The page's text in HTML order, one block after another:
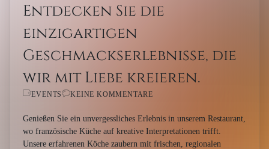
Entdecken Sie die
einzigartigen
Geschmackserlebnisse, die
wir mit Liebe kreieren.
EVENTS KEINE KOMMENTARE
Genießen Sie ein unvergessliches Erlebnis in unserem Restaurant,
wo französische Küche auf kreative Interpretationen trifft.
Unsere erfahrenen Köche zaubern mit frischen, regionalen